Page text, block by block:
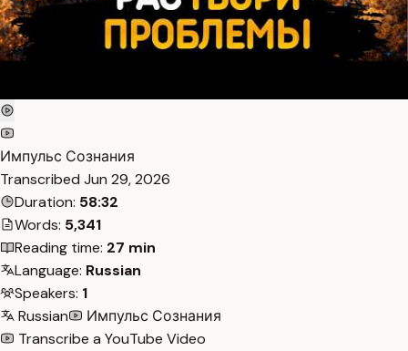
Импульс Сознания
Transcribed Jun 29, 2026
Duration: 58:32
Words: 5,341
Reading time: 27 min
Language: Russian
Speakers: 1
Russian
Импульс Сознания
Transcribe a YouTube Video